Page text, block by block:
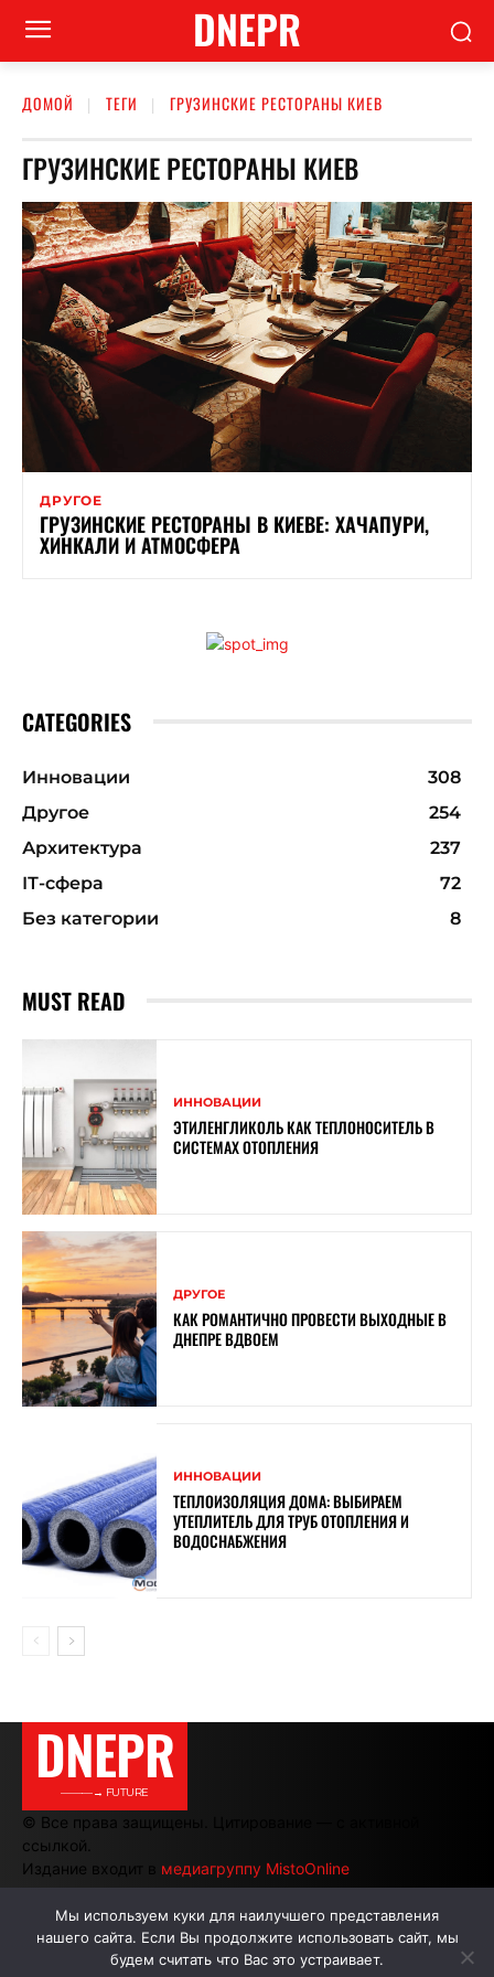
DNEPR
ДОМОЙ ТЕГИ ГРУЗИНСКИЕ РЕСТОРАНЫ КИЕВ
ГРУЗИНСКИЕ РЕСТОРАНЫ КИЕВ
ДРУГОЕ
ГРУЗИНСКИЕ РЕСТОРАНЫ В КИЕВЕ: ХАЧАПУРИ,
ХИНКАЛИ И АТМОСФЕРА
CATEGORIES
Инновации
308
Другое
254
Архитектура
237
ІТ-сфера
72
Без категории
8
MUST READ
ИННОВАЦИИ
ЭТИЛЕНГЛИКОЛЬ КАК ТЕПЛОНОСИТЕЛЬ В
СИСТЕМАХ ОТОПЛЕНИЯ
ДРУГОЕ
КАК РОМАНТИЧНО ПРОВЕСТИ ВЫХОДНЫЕ В
ДНЕПРЕ ВДВОЕМ
ИННОВАЦИИ
ТЕПЛОИЗОЛЯЦИЯ ДОМА: ВЫБИРАЕМ
УТЕПЛИТЕЛЬ ДЛЯ ТРУБ ОТОПЛЕНИЯ И
ВОДОСНАБЖЕНИЯ
DNEPR
———→ FUTURE
© Все права защищены. Цитирование — с активной
ссылкой.
Издание входит в медиагруппу MistoOnline
АВТОРЫ РЕКЛАМА НА САЙТЕ
Мы используем куки для наилучшего представления
нашего сайта. Если Вы продолжите использовать сайт, мы
будем считать что Вас это устраивает.